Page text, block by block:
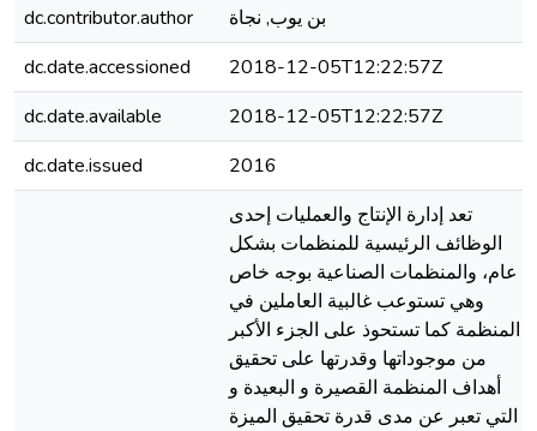
dc.contributor.author
بن يوب, نجاة
dc.date.accessioned
2018-12-05T12:22:57Z
dc.date.available
2018-12-05T12:22:57Z
dc.date.issued
2016
تعد إدارة الإنتاج والعمليات إحدى
الوظائف الرئيسية للمنظمات بشكل
عام، والمنظمات الصناعية بوجه خاص
وهي تستوعب غالبية العاملين في
المنظمة كما تستحوذ على الجزء الأكبر
من موجوداتها وقدرتها على تحقيق
أهداف المنظمة القصيرة و البعيدة و
التي تعبر عن مدى قدرة تحقيق الميزة